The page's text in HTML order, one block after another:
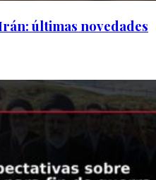
últimas novedades